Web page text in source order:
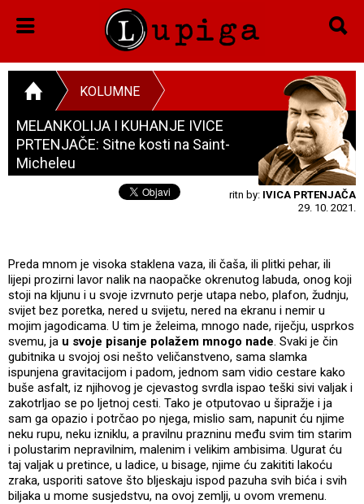
KOLUMNE
MELANKOLIJA I KUHANJE IVICE
PRTENJAČE: Sitne kosti na Saint-
Micheleu
ritn by: IVICA PRTENJAČA
29. 10. 2021.
Preda mnom je visoka staklena vaza, ili čaša, ili plitki pehar, ili
lijepi prozirni lavor nalik na naopačke okrenutog labuda, onog koji
stoji na kljunu i u svoje izvrnuto perje utapa nebo, plafon, žudnju,
svijet bez poretka, nered u svijetu, nered na ekranu i nemir u
mojim jagodicama. U tim je želeima, mnogo nade, riječju, usprkos
svemu, ja u svoje pisanje polažem mnogo nade. Svaki je čin
gubitnika u svojoj osi nešto veličanstveno, sama slamka
ispunjena gravitacijom i padom, jednom sam vidio cestare kako
buše asfalt, iz njihovog je cjevastog svrdla ispao teški sivi valjak i
zakotrljao se po ljetnoj cesti. Tako je otputovao u šipražje i ja
sam ga opazio i potrčao po njega, mislio sam, napunit ću njime
neku rupu, neku izniklu, a pravilnu prazninu među svim tim starim
i polustarim nepravilnim, malenim i velikim ambisima. Ugurat ću
taj valjak u pretince, u ladice, u bisage, njime ću zakititi lakoću
zraka, usporiti satove što bljeskaju ispod pazuha svih bića i svih
biljaka u mome susjedstvu, na ovoj zemlji, u ovom vremenu.